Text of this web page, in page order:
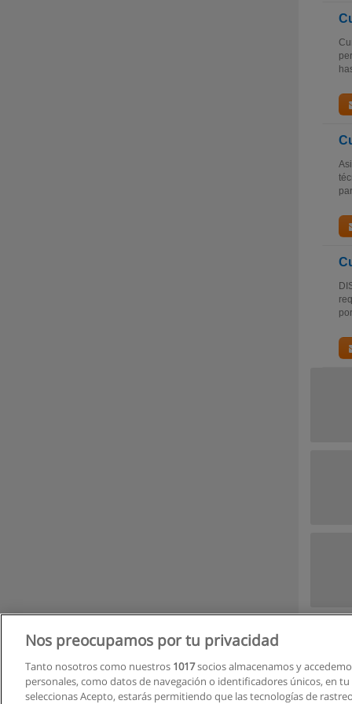
Nos preocupamos por tu privacidad
Tanto nosotros como nuestros 1017socios almacenamos y
personales, como datos de navegación o identificadores únicos, en
seleccionas Acepto, estarás permitiendo que las tecnologías de